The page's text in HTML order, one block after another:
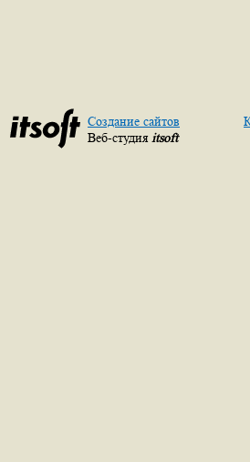
Создание сайтов
Веб-студия itsoft